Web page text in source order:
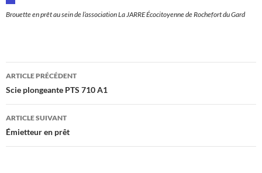
Brouette en prêt au sein de l’association La JARRE Écocitoyenne de Rochefort du Gard
Navigation
des
articles
ARTICLE PRÉCÉDENT
Scie plongeante PTS 710 A1
ARTICLE SUIVANT
Émietteur en prêt